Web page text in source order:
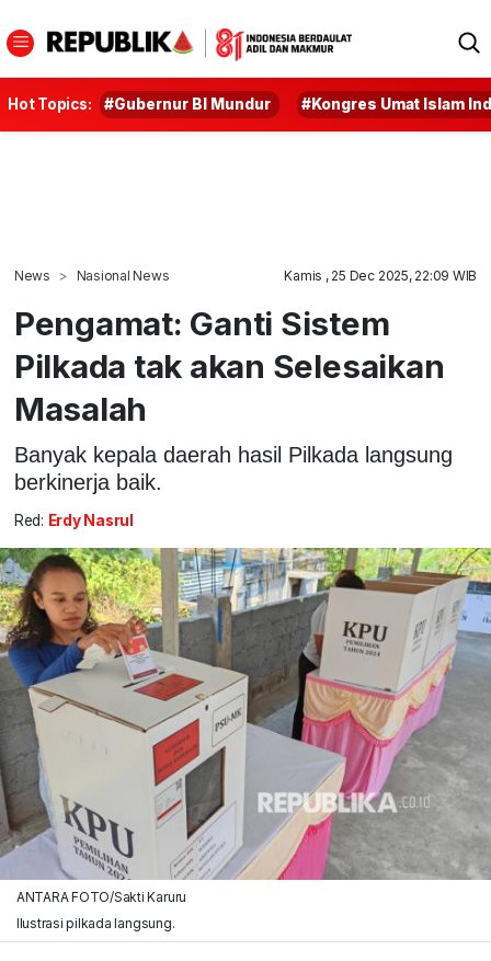
Hot Topics: #Gubernur BI Mundur #Kongres Umat Islam
News Nasional News Kamis , 25 Dec 2025, 22:09 WIB
Pengamat: Ganti Sistem
Pilkada tak akan Selesaikan
Masalah
Banyak kepala daerah hasil Pilkada langsung
berkinerja baik.
Red: Erdy Nasrul
ANTARA FOTO/Sakti Karuru
Ilustrasi pilkada langsung.